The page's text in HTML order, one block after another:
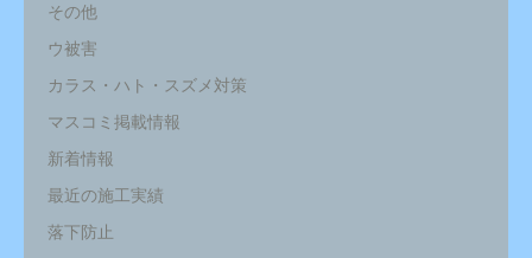
その他
ウ被害
カラス・ハト・スズメ対策
マスコミ掲載情報
新着情報
最近の施工実績
落下防止